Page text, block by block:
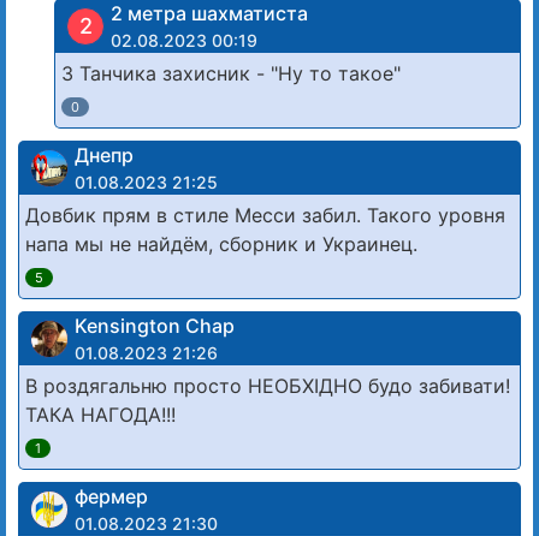
2 2 метра шахматиста
02.08.2023 00:19
З Танчика захисник - "Ну то такое"
0
Днепр
01.08.2023 21:25
Довбик прям в стиле Месси забил. Такого уровня
напа мы не найдём, сборник и Украинец.
5
Kensington Chap
01.08.2023 21:26
В роздягальню просто НЕОБХІДНО будо забивати!
ТАКА НАГОДА!!!
1
фермер
01.08.2023 21:30